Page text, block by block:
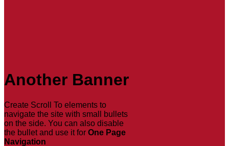
Another Banner
Create Scroll To elements to
navigate the site with small bullets
on the side. You can also disable
the bullet and use it for One Page
Navigation